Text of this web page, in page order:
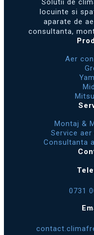
Solutii de
locuinte si
aparate de
consultanta,
Aer
Montaj &
Service
Consultanta
0731